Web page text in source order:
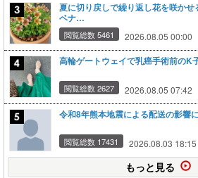
夏に切り戻しで繰り返し花を咲か
ベナ…
閲覧総数 5461 2026.08.05 00:00
高輪ゲートウェイで乳癌手術前のK
閲覧総数 2627 2026.08.05 07:42
令和8年熊本地震による配送の影響
閲覧総数 17431 2026.08.03 18:15
もっと見る